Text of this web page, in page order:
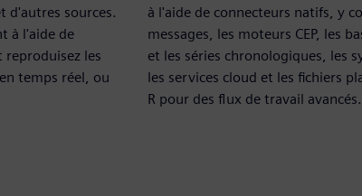
d'autres sources.
à l'aide de
les
temps réel, ou
à l'aide de connecteurs natifs, y
messages, les moteurs CEP, les
et les séries chronologiques, les
les services cloud et les fichiers
R pour des flux de travail avancés.